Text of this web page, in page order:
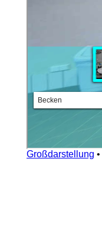
Großdarstellung •